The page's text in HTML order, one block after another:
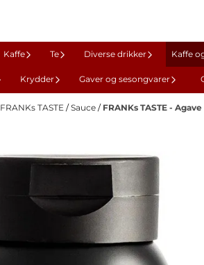
Kaffe Te Diverse drikker Kaffe
Krydder Gaver og sesongvarer
FRANKs TASTE /Sauce / FRANKs TASTE -